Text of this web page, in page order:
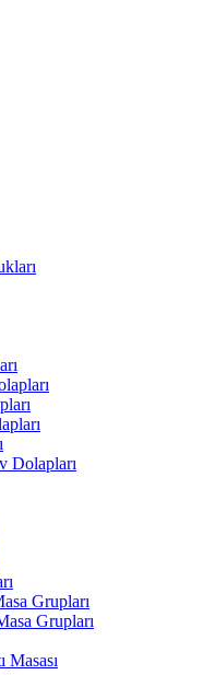
Dolapları
Grupları
Grupları
Masası